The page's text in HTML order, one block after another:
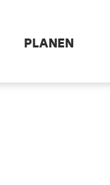
PLANEN